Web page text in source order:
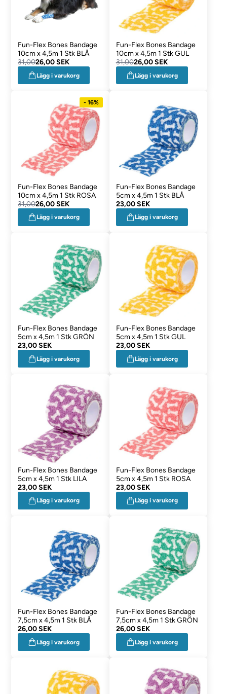
Fun-Flex Bones Bandage
10cm x 4,5m 1 Stk BLÅ
31,0026,00 SEK
Lägg i varukorg
Fun-Flex Bones Bandage
10cm x 4,5m 1 Stk GUL
31,0026,00 SEK
Lägg i varukorg
- 16%
Fun-Flex Bones Bandage
10cm x 4,5m 1 Stk ROSA
31,0026,00 SEK
Lägg i varukorg
Fun-Flex Bones Bandage
5cm x 4,5m 1 Stk BLÅ
23,00 SEK
Lägg i varukorg
Fun-Flex Bones Bandage
5cm x 4,5m 1 Stk GRÖN
23,00 SEK
Lägg i varukorg
Fun-Flex Bones Bandage
5cm x 4,5m 1 Stk GUL
23,00 SEK
Lägg i varukorg
Fun-Flex Bones Bandage
5cm x 4,5m 1 Stk LILA
23,00 SEK
Lägg i varukorg
Fun-Flex Bones Bandage
5cm x 4,5m 1 Stk ROSA
23,00 SEK
Lägg i varukorg
Fun-Flex Bones Bandage
7,5cm x 4,5m 1 Stk BLÅ
26,00 SEK
Lägg i varukorg
Fun-Flex Bones Bandage
7,5cm x 4,5m 1 Stk GRÖN
26,00 SEK
Lägg i varukorg